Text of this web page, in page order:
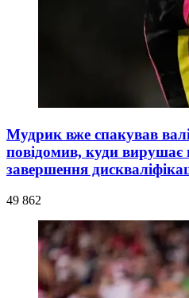
Мудрик вже спакував
повідомив, куди вирушає
завершення
49 862